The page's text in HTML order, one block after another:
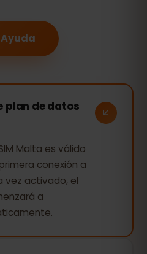
plan de datos
Malta es válido
conexión a
vez activado, el
a